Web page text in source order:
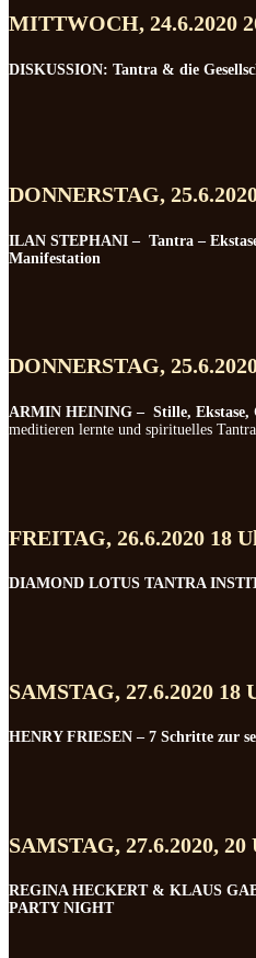
MITTWOCH, 24.6.2020
DISKUSSION: Tantra & die
DONNERSTAG,
ILAN STEPHANI – Tantra –
Manifestation
DONNERSTAG,
ARMIN HEINING – Stille, Ekstase,
meditieren lernte und spirituelles
FREITAG, 26.6.2020 18
DIAMOND LOTUS TANTRA
SAMSTAG, 27.6.2020 18
HENRY FRIESEN – 7 Schritte zur
SAMSTAG, 27.6.2020, 20
REGINA HECKERT & KLAUS
PARTY NIGHT